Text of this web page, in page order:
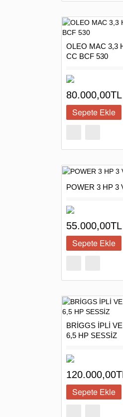
OLEO MAC 3,3
CC BCF 530
80.000,00TL
POWER 3 HP 3
55.000,00TL
BRİGGS İPLİ
6,5 HP SESSİZ